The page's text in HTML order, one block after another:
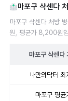
마포구 삭센다
마포구 삭센다 처방
원, 평균가 8,200원
마포구 삭센다
나만의닥터 최
마포구 평균